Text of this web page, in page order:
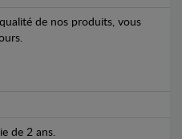
de nos produits, vous
de 2 ans.